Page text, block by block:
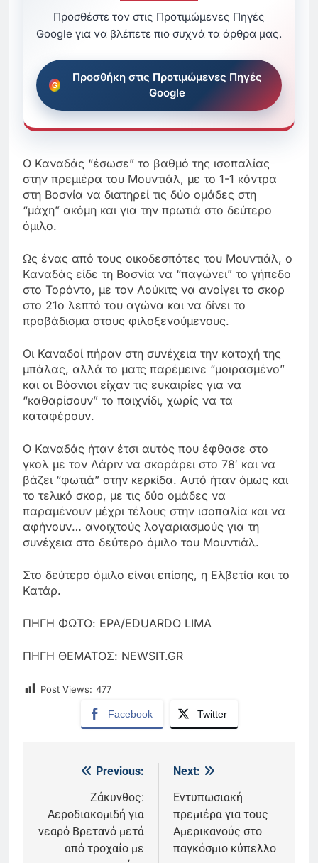
Προσθέστε τον στις Προτιμώμενες Πηγές
Google για να βλέπετε πιο συχνά τα άρθρα μας.
Προσθήκη στις Προτιμώμενες Πηγές
Google
Ο Καναδάς “έσωσε” το βαθμό της ισοπαλίας
στην πρεμιέρα του Μουντιάλ, με το 1-1 κόντρα
στη Βοσνία να διατηρεί τις δύο ομάδες στη
“μάχη” ακόμη και για την πρωτιά στο δεύτερο
όμιλο.
Ως ένας από τους οικοδεσπότες του Μουντιάλ, ο
Καναδάς είδε τη Βοσνία να “παγώνει” το γήπεδο
στο Τορόντο, με τον Λούκιτς να ανοίγει το σκορ
στο 21ο λεπτό του αγώνα και να δίνει το
προβάδισμα στους φιλοξενούμενους.
Οι Καναδοί πήραν στη συνέχεια την κατοχή της
μπάλας, αλλά το ματς παρέμεινε “μοιρασμένο”
και οι Βόσνιοι είχαν τις ευκαιρίες για να
“καθαρίσουν” το παιχνίδι, χωρίς να τα
καταφέρουν.
Ο Καναδάς ήταν έτσι αυτός που έφθασε στο
γκολ με τον Λάριν να σκοράρει στο 78′ και να
βάζει “φωτιά” στην κερκίδα. Αυτό ήταν όμως και
το τελικό σκορ, με τις δύο ομάδες να
παραμένουν μέχρι τέλους στην ισοπαλία και να
αφήνουν… ανοιχτούς λογαριασμούς για τη
συνέχεια στο δεύτερο όμιλο του Μουντιάλ.
Στο δεύτερο όμιλο είναι επίσης, η Ελβετία και το
Κατάρ.
ΠΗΓΗ ΦΩΤΟ: EPA/EDUARDO LIMA
ΠΗΓΗ ΘΕΜΑΤΟΣ: NEWSIT.GR
Post Views: 477
Facebook Twitter
Πλοήγηση
άρθρων
Previous:
Ζάκυνθος:
Aεροδιακομιδή για
νεαρό Βρετανό μετά
από τροχαίο με
Next:
Εντυπωσιακή
πρεμιέρα για τους
Αμερικανούς στο
παγκόσμιο κύπελλο